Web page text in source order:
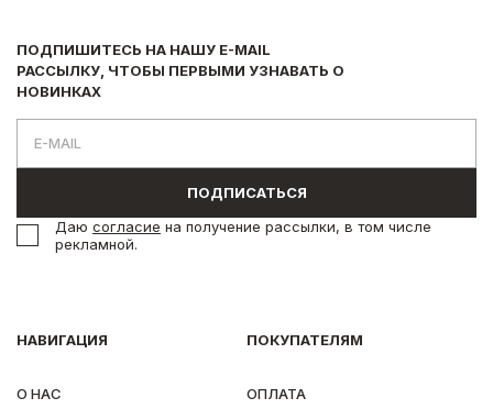
НАВИГАЦИЯ
О НАС
ПОКУПАТЕЛЯМ
ОПЛАТА
ПОДПИШИТЕСЬ НА НАШУ E-MAIL
РАССЫЛКУ, ЧТОБЫ ПЕРВЫМИ УЗНАВАТЬ О
НОВИНКАХ
ПОДПИСАТЬСЯ
Даю согласие на получение рассылки, в том числе
рекламной.